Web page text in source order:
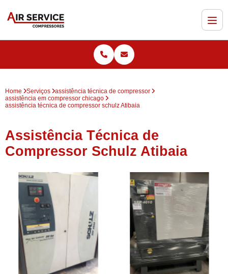
Home Serviços
assistência técnica de compressor
assistência em compressor chicago
assistência técnica de compressor schulz Atibaia
Assistência Técnica de
Compressor Schulz Atibaia